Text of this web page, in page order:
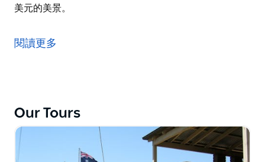
美元的美景。
門口就有海浪——您會發現各種各樣的消遣，從迷人的海
岸步道到悉尼最好的咖啡館、酒吧和餐館。海灘，如世界
閱讀更多
Our Tours